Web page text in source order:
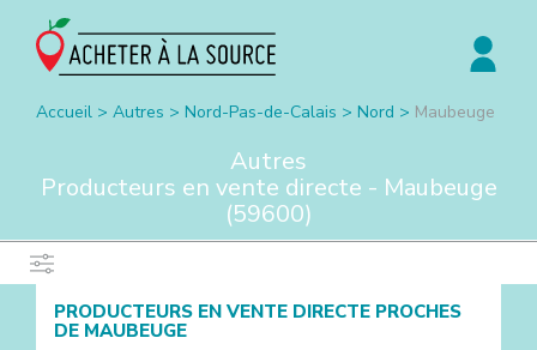
Accueil > Autres > Nord-Pas-de-Calais > Nord > Maubeuge
Autres
Producteurs en vente directe - Maubeuge
(59600)
PRODUCTEURS EN VENTE DIRECTE PROCHES
DE MAUBEUGE